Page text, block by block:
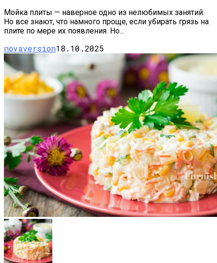
Мойка плиты — наверное одно из нелюбимых занятий.
Но все знают, что намного проще, если убирать грязь на
плите по мере их появления. Но...
novaversion18.10.2025